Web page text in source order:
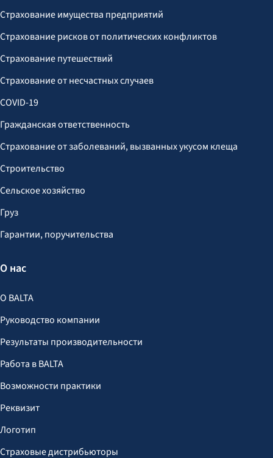
Страхование имущества предприятий
Страхование рисков от политических конфликтов
Страхование путешествий
Страхование от несчастных случаев
COVID-19
Гражданская ответственность
Страхование от заболеваний, вызванных укусом клеща
Строительство
Сельское хозяйство
Груз
Гарантии, поручительства
О нас
О BALTA
Руководство компании
Результаты производительности
Работа в BALTA
Возможности практики
Реквизит
Логотип
Страховые дистрибьюторы